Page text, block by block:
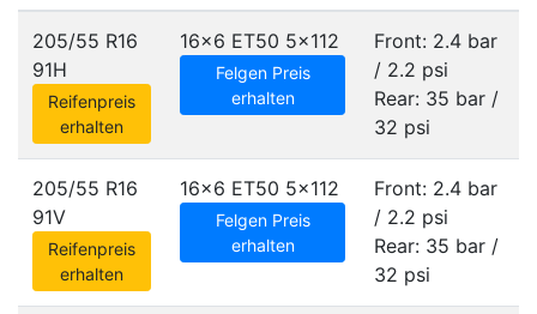
205/55 R16
91H
Reifenpreis
erhalten
16x6 ET50 5x112
Felgen Preis
erhalten
Front: 2.4 bar
/ 2.2 psi
Rear: 35 bar /
32 psi
205/55 R16
91V
Reifenpreis
erhalten
16x6 ET50 5x112
Felgen Preis
erhalten
Front: 2.4 bar
/ 2.2 psi
Rear: 35 bar /
32 psi